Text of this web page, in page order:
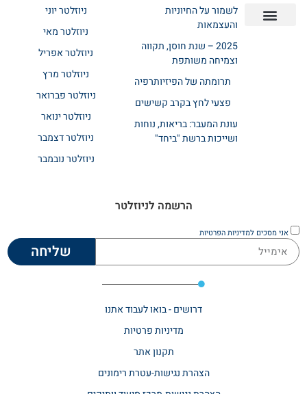
לשמור על החיוניות
והעצמאות
2025 – שנת חוסן, תקווה
וצמיחה משותפת
תרומתה של הפיזיותרפיה
פצעי לחץ בקרב קשישים
עונת המעבר: בריאות, נוחות
ושייכות ברשת "ביחד"
ניוזלטר יוני
ניוזלטר מאי
ניוזלטר אפריל
ניוזלטר מרץ
ניוזלטר פברואר
ניוזלטר ינואר
ניוזלטר דצמבר
ניוזלטר נובמבר
הרשמה לניוזלטר
אני מסכים למדיניות הפרטיות
שליחה
דרושים - בואו לעבוד אתנו
מדיניות פרטיות
תקנון אתר​
הצהרת נגישות-עטרת רימונים